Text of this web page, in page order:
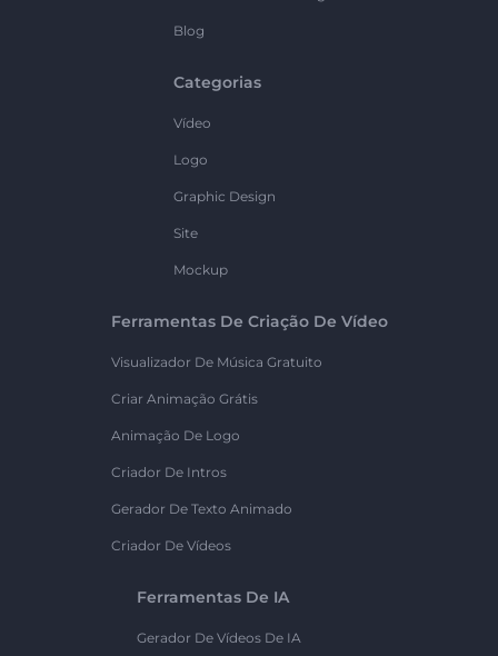
Blog
Categorias
Vídeo
Logo
Graphic Design
Site
Mockup
Ferramentas De Criação De Vídeo
Visualizador De Música Gratuito
Criar Animação Grátis
Animação De Logo
Criador De Intros
Gerador De Texto Animado
Criador De Vídeos
Ferramentas De IA
Gerador De Vídeos De IA